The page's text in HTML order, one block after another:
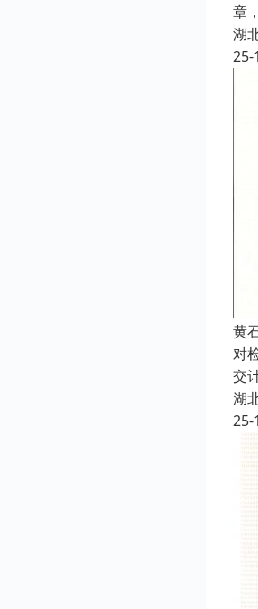
章
湖
25-
黄
对
交
湖
25-